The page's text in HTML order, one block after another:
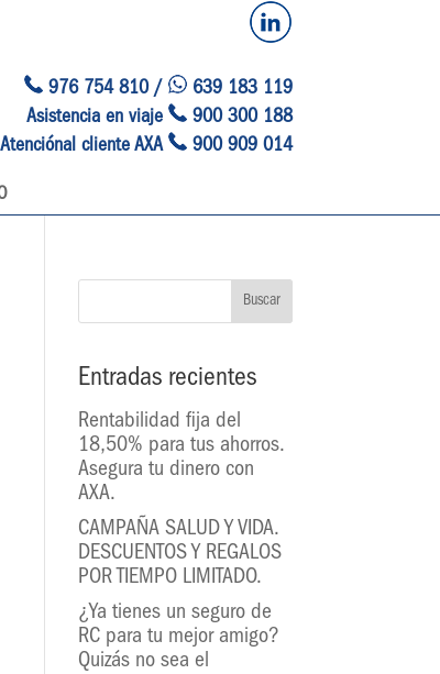
976 754 810 /
639 183 119
Asistencia en viaje
900 300 188
Atenciónal cliente AXA
900 909 014
Entradas recientes
Rentabilidad fija del
18,50% para tus ahorros.
Asegura tu dinero con
AXA.
CAMPAÑA SALUD Y VIDA.
DESCUENTOS Y REGALOS
POR TIEMPO LIMITADO.
¿Ya tienes un seguro de
RC para tu mejor amigo?
Quizás no sea el